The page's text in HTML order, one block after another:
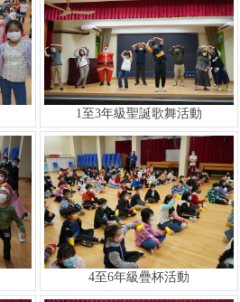
1至3年級聖誕歌舞活動
4至6年級疊杯活動